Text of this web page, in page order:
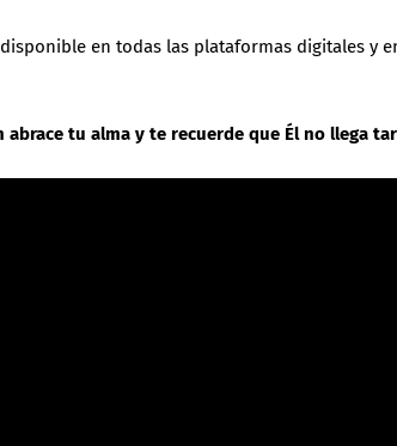
en todas las plataformas digitales y
abrace tu alma y te recuerde que Él no llega